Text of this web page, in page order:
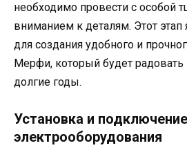
необходимо провести с особой
вниманием к деталям. Этот
для создания удобного и
Мерфи, который будет радовать
долгие годы.
Установка и
электрооборудования